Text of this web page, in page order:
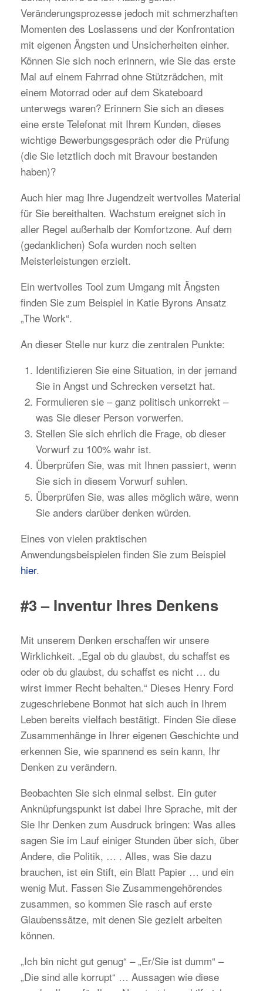
Veränderungsprozesse jedoch mit schmerzhaften
Momenten des Loslassens und der Konfrontation
mit eigenen Ängsten und Unsicherheiten einher.
Können Sie sich noch erinnern, wie Sie das erste
Mal auf einem Fahrrad ohne Stützrädchen, mit
einem Motorrad oder auf dem Skateboard
unterwegs waren? Erinnern Sie sich an dieses
eine erste Telefonat mit Ihrem Kunden, dieses
wichtige Bewerbungsgespräch oder die Prüfung
(die Sie letztlich doch mit Bravour bestanden
haben)?
Auch hier mag Ihre Jugendzeit wertvolles Material
für Sie bereithalten. Wachstum ereignet sich in
aller Regel außerhalb der Komfortzone. Auf dem
(gedanklichen) Sofa wurden noch selten
Meisterleistungen erzielt.
Ein wertvolles Tool zum Umgang mit Ängsten
finden Sie zum Beispiel in Katie Byrons Ansatz
„The Work“.
An dieser Stelle nur kurz die zentralen Punkte:
Identifizieren Sie eine Situation, in der jemand
Sie in Angst und Schrecken versetzt hat.
Formulieren sie – ganz politisch unkorrekt –
was Sie dieser Person vorwerfen.
Stellen Sie sich ehrlich die Frage, ob dieser
Vorwurf zu 100% wahr ist.
Überprüfen Sie, was mit Ihnen passiert, wenn
Sie sich in diesem Vorwurf suhlen.
Überprüfen Sie, was alles möglich wäre, wenn
Sie anders darüber denken würden.
Eines von vielen praktischen
Anwendungsbeispielen finden Sie zum Beispiel
hier.
#3 – Inventur Ihres Denkens
Mit unserem Denken erschaffen wir unsere
Wirklichkeit. „Egal ob du glaubst, du schaffst es
oder ob du glaubst, du schaffst es nicht … du
wirst immer Recht behalten.“ Dieses Henry Ford
zugeschriebene Bonmot hat sich auch in Ihrem
Leben bereits vielfach bestätigt. Finden Sie diese
Zusammenhänge in Ihrer eigenen Geschichte und
erkennen Sie, wie spannend es sein kann, Ihr
Denken zu verändern.
Beobachten Sie sich einmal selbst. Ein guter
Anknüpfungspunkt ist dabei Ihre Sprache, mit der
Sie Ihr Denken zum Ausdruck bringen: Was alles
sagen Sie im Lauf einiger Stunden über sich, über
Andere, die Politik, … . Alles, was Sie dazu
brauchen, ist ein Stift, ein Blatt Papier … und ein
wenig Mut. Fassen Sie Zusammengehörendes
zusammen, so kommen Sie rasch auf erste
Glaubenssätze, mit denen Sie gezielt arbeiten
können.
„Ich bin nicht gut genug“ – „Er/Sie ist dumm“ –
„Die sind alle korrupt“ … Aussagen wie diese